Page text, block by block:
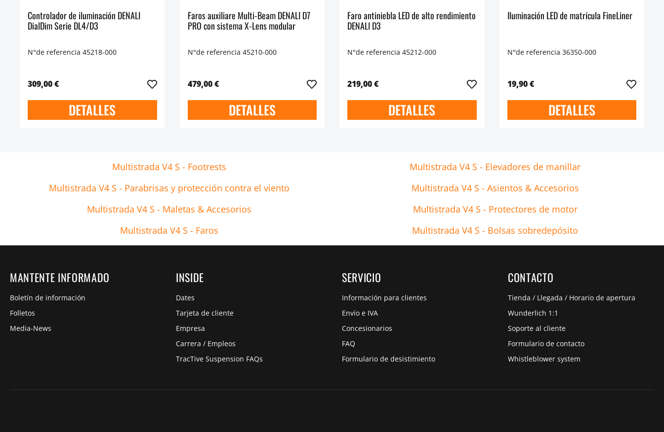
Controlador de iluminación DENALI
DialDim Serie DL4/D3
N°de referencia 45218-000
309,00 €
DETALLES
Faros auxiliare Multi-Beam DENALI D7
PRO con sistema X-Lens modular
N°de referencia 45210-000
479,00 €
DETALLES
Faro antiniebla LED de alto rendimiento
DENALI D3
N°de referencia 45212-000
219,00 €
DETALLES
Iluminación LED de matrícula FineLiner
N°de referencia 36350-000
19,90 €
DETALLES
Multistrada V4 S - Footrests
Multistrada V4 S - Elevadores de manillar
Multistrada V4 S - Parabrisas y protección contra el viento
Multistrada V4 S - Asientos & Accesorios
Multistrada V4 S - Maletas & Accesorios
Multistrada V4 S - Protectores de motor
Multistrada V4 S - Faros
Multistrada V4 S - Bolsas sobredepósito
MANTENTE INFORMADO
Boletín de información
Folletos
Media-News
INSIDE
Dates
Tarjeta de cliente
Empresa
Carrera / Empleos
TracTive Suspension FAQs
SERVICIO
Información para clientes
Envío e IVA
Concesionarios
FAQ
Formulario de desistimiento
CONTACTO
Tienda / Llegada / Horario de apertura
Wunderlich 1:1
Soporte al cliente
Formulario de contacto
Whistleblower system